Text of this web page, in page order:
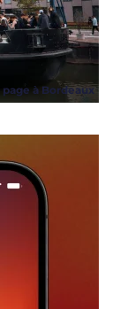
à Bordeaux